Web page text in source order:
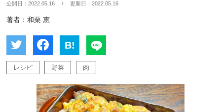
公開日：2022.05.16 / 更新日：2022.05.16
著者：和栗 恵
B!
レシピ 野菜 肉